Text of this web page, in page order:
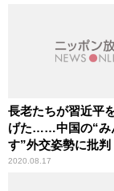
長老たちが習近平
げた……中国の“み
す”外交姿勢に批判
2020.08.17